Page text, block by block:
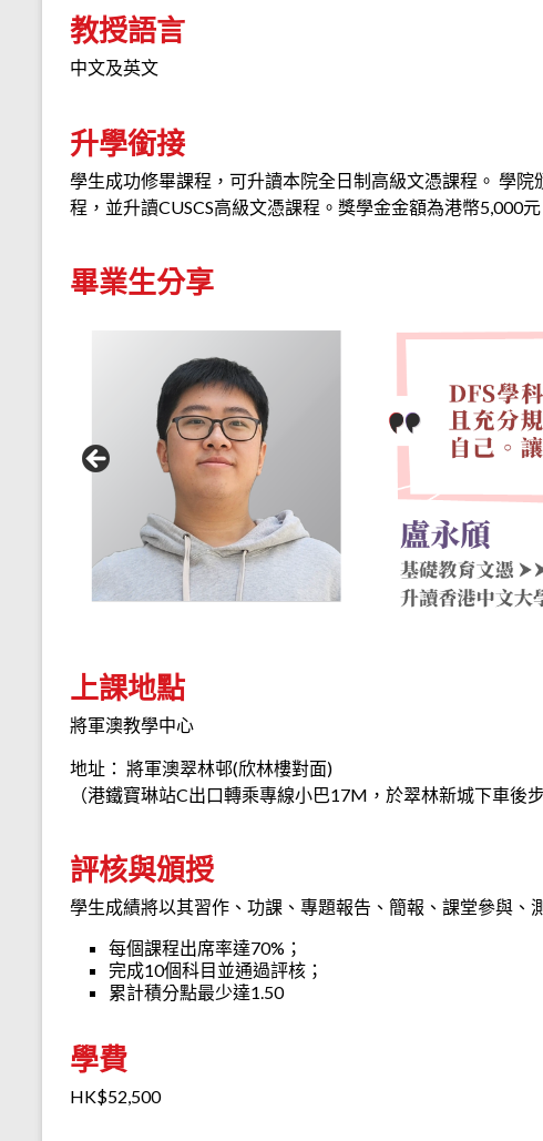
教授語言
中文及英文
升學銜接
學生成功修畢課程，可升讀本院全日制高級文憑課程。 學
程，並升讀CUSCS高級文憑課程。獎學金金額為港幣5,000元
畢業生分享
上課地點
將軍澳教學中心
地址： 將軍澳翠林邨(欣林樓對面)
（港鐵寶琳站C出口轉乘專線小巴17M，於翠林新城下車後
評核與頒授
學生成績將以其習作、功課、專題報告、簡報、課堂參與、
每個課程出席率達70%；
完成10個科目並通過評核；
累計積分點最少達1.50
學費
HK$52,500